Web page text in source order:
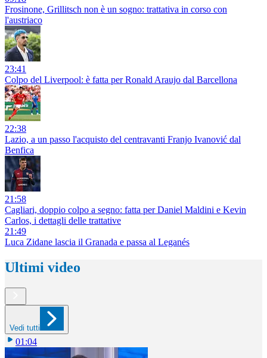
Frosinone, Grillitsch non è un sogno: trattativa in corso con
l'austriaco
23:41
Colpo del Liverpool: è fatta per Ronald Araujo dal Barcellona
22:38
Lazio, a un passo l'acquisto del centravanti Franjo Ivanović dal
Benfica
21:58
Cagliari, doppio colpo a segno: fatta per Daniel Maldini e Kevin
Carlos, i dettagli delle trattative
21:49
Luca Zidane lascia il Granada e passa al Leganés
Ultimi video
Vedi tutti
01:04